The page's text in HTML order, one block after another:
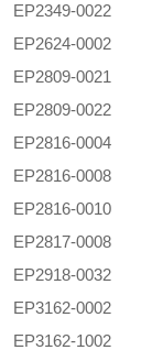
EP2349-0022
EP2624-0002
EP2809-0021
EP2809-0022
EP2816-0004
EP2816-0008
EP2816-0010
EP2817-0008
EP2918-0032
EP3162-0002
EP3162-1002